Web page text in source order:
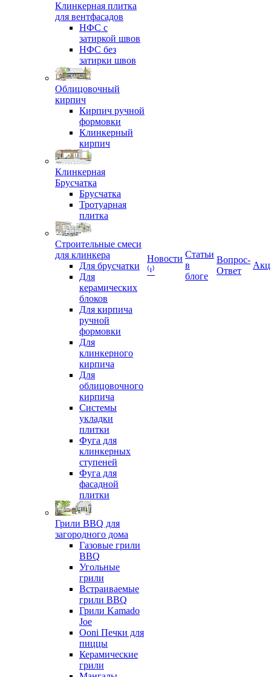
Клинкерная плитка
для вентфасадов
НФС с
затиркой швов
НФС без
затирки швов
Облицовочный
кирпич
Кирпич ручной
формовки
Клинкерный
кирпич
Клинкерная
Брусчатка
Брусчатка
Тротуарная
плитка
Строительные смеси
для клинкера
Для брусчатки
Для
керамических
блоков
Для кирпича
ручной
формовки
Для
клинкерного
кирпича
Для
облицовочного
кирпича
Системы
укладки
плитки
Фуга для
клинкерных
ступеней
Фуга для
фасадной
плитки
Грили BBQ для
загородного дома
Газовые грили
BBQ
Угольные
грили
Встраиваемые
грили BBQ
Грили Kamado
Joe
Ooni Печки для
пиццы
Керамические
грили
Новости
⁽¹⁾
Статьи
в
блоге
Вопрос-
Ответ